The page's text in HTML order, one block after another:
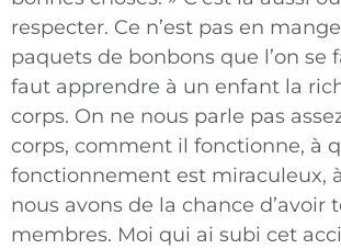
respecter. Ce n’est pas en
paquets de bonbons que l’on se
faut apprendre à un enfant la
corps. On ne nous parle pas
corps, comment il fonctionne, à
fonctionnement est miraculeux,
nous avons de la chance d’avoir
membres. Moi qui ai subi cet